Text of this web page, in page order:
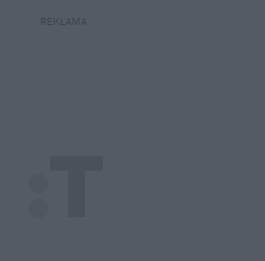
REKLAMA